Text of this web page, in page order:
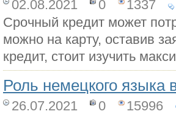
02.08.2021 0 1337
Срочный кредит может
можно на карту, оставив
кредит, стоит изучить
Роль немецкого языка
26.07.2021 0 15996